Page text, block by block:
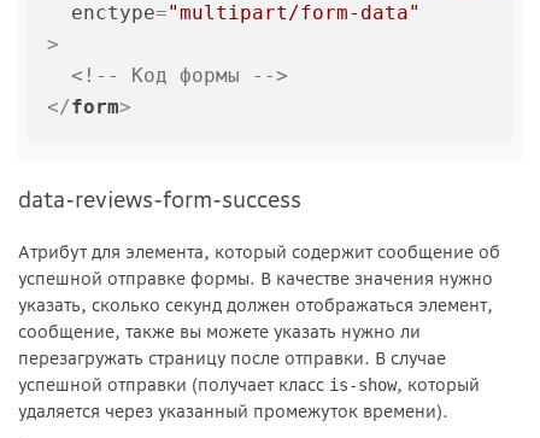
enctype="multipart/form-data"
>
<!-- Код формы -->
</form>
data-reviews-form-success
Атрибут для элемента, который содержит сообщение об
успешной отправке формы. В качестве значения нужно
указать, сколько секунд должен отображаться элемент,
сообщение, также вы можете указать нужно ли
перезагружать страницу после отправки. В случае
успешной отправки (получает класс is-show, который
удаляется через указанный промежуток времени).